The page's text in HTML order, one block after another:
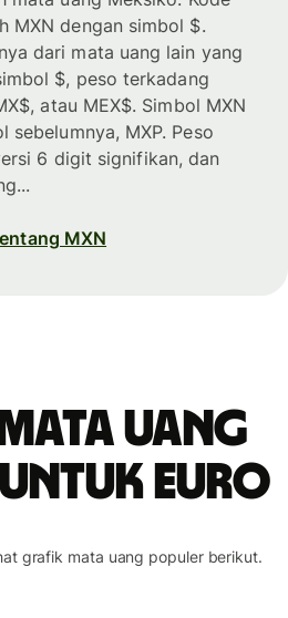
MXN dengan simbol $.
dari mata uang lain yang
$, peso terkadang
atau MEX$. Simbol MXN
sebelumnya, MXP. Peso
6 digit signifikan, dan
MXN
uang
euro
grafik mata uang populer berikut.